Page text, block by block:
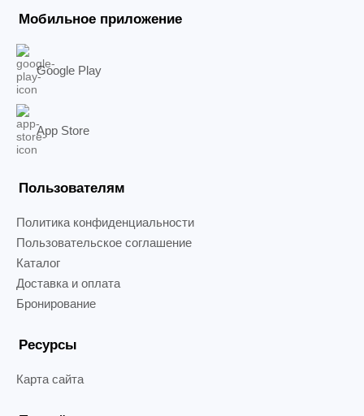
Мобильное приложение
Google Play
App Store
Пользователям
Политика конфиденциальности
Пользовательское соглашение
Каталог
Доставка и оплата
Бронирование
Ресурсы
Карта сайта